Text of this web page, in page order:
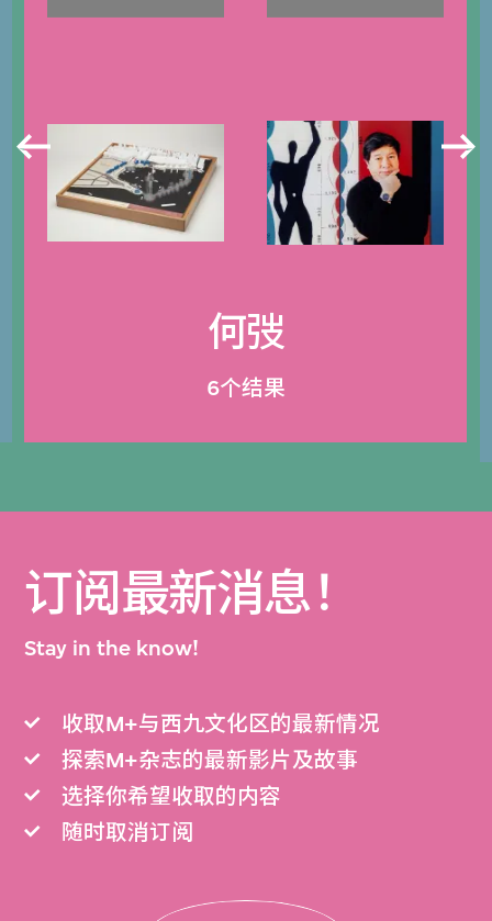
何弢
6个结果
订阅最新消息！
Stay in the know!
收取M+与西九文化区的最新情况
探索M+杂志的最新影片及故事
选择你希望收取的内容
随时取消订阅